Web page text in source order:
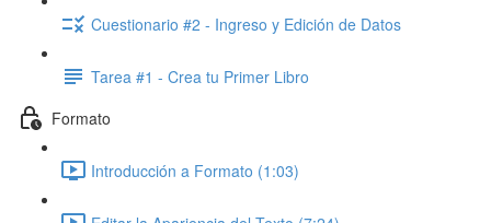
Cuestionario #2 - Ingreso y Edición de Datos
Tarea #1 - Crea tu Primer Libro
Formato
Introducción a Formato (1:03)